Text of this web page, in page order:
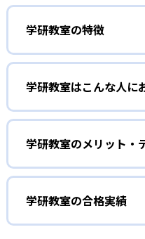
学研教室の特徴
01
3歳から高校生まで
学研教室は、0･1･2歳か
解度を最優先して学習を
いることが特徴だ。この
のペースで学習すること
わからないところをしっ
はどんどん先取り学習を
02
学研教室はこんな人に
勉強全体の底
学研教室は、生徒の「わ
導を行っている。無理な
方式」を採用しており、
止まってじっくりと学習
知識の量などで測りやす
学研教室のメリット・
学研教室の合格実績